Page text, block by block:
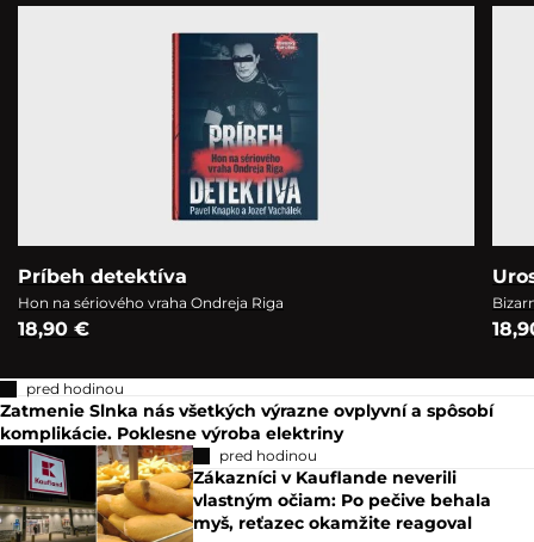
Príbeh detektíva
Hon na sériového vraha Ondreja Riga
18,90 €
pred hodinou
Zatmenie Slnka nás všetkých výrazne ovplyvní a spôsobí
komplikácie. Poklesne výroba elektriny
pred hodinou
Zákazníci v Kauflande neverili
vlastným očiam: Po pečive behala
myš, reťazec okamžite reagoval